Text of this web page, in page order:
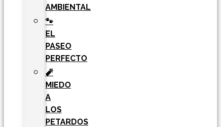
AMBIENTAL
🐾
EL
PASEO
PERFECTO
🧨
MIEDO
A
LOS
PETARDOS